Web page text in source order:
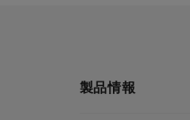
製品情報